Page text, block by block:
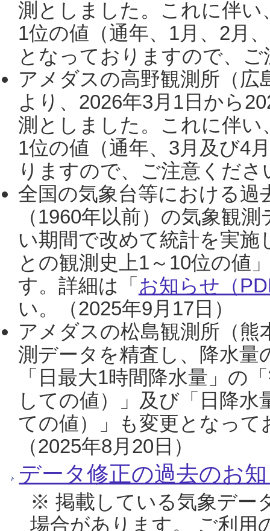
測としました。これに伴い
1位の値（通年、1月、2月
となっておりますので、
アメダスの高野観測所（
より、2026年3月1日から
測としました。これに伴い
1位の値（通年、3月及び4
りますので、ご注意くだ
全国の気象台等における過
（1960年以前）の気象観
い期間で改めて統計を実
との観測史上1～10位の値
す。詳細は「 お知らせ（
い。（2025年9月17日）
アメダスの松島観測所（熊
測データを精査し、降水
「日最大1時間降水量」の
しての値）」及び「日降
ての値）」も変更となっ
（2025年8月20日）
データ修正の過去のお
※ 掲載している気象デー
場合があります。 ご利用